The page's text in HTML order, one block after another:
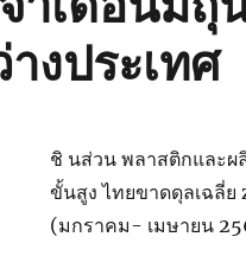
งประเทศ
ชิ นส่วน พลาสติกและ
ขั้นสูง ไทยขาดดุลเฉลี่ย
(มกราคม- เมษายน